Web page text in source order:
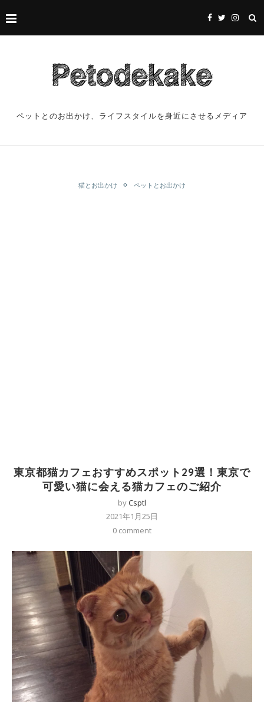
ペットとのお出かけ、ライフスタイルを身近にさせるメディア
猫とお出かけ ペットとお出かけ
東京都猫カフェおすすめスポット29選！東京で
可愛い猫に会える猫カフェのご紹介
byCsptl
2021年1月25日
0 comment